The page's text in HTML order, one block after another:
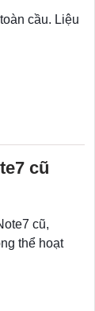
cầu. Liệu
cũ
cũ,
thể hoạt